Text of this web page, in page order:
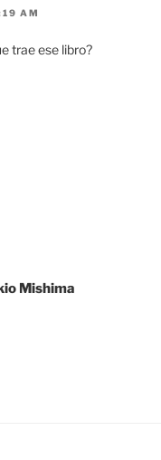
AM
trae ese libro?
Mishima